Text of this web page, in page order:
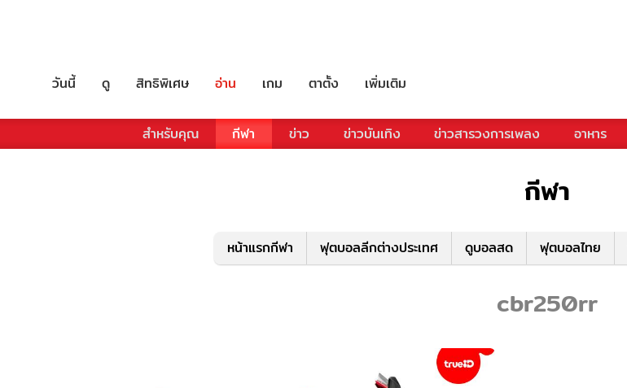
วันนี้ ดู สิทธิพิเศษ อ่าน เกม ตาตั้ง เพิ่มเติม
สำหรับคุณ กีฬา ข่าว ข่าวบันเทิง ข่าวสารวงการเพลง อาหาร
กีฬา
หน้าแรกกีฬา ฟุตบอลลีกต่างประเทศ ดูบอลสด ฟุตบอลไทย
cbr250rr